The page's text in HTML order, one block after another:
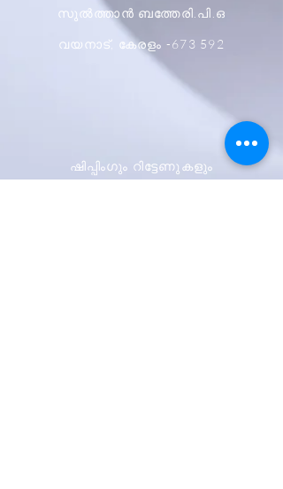
സുൽത്താൻ ബത്തേരി.പി.ഒ
വയനാട്, കേരളം -673 592
ഷിപ്പിംഗും റിട്ടേണുകളും